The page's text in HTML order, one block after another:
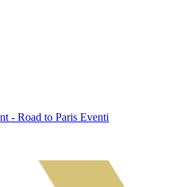
- Road to Paris Eventi